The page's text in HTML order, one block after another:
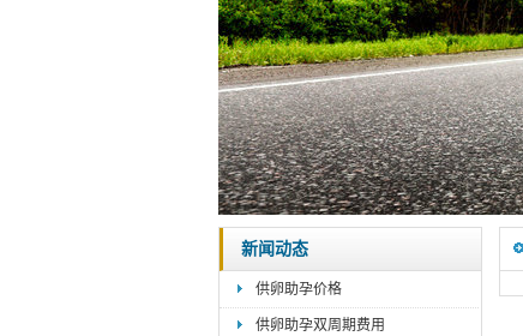
新闻动态
供卵助孕价格
供卵助孕双周期费用